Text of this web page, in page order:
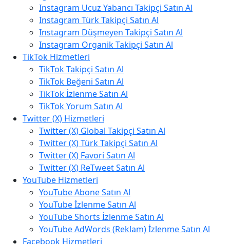
Instagram Ucuz Yabancı Takipçi Satın Al
Instagram Türk Takipçi Satın Al
Instagram Düşmeyen Takipçi Satın Al
Instagram Organik Takipçi Satın Al
TikTok Hizmetleri
TikTok Takipçi Satın Al
TikTok Beğeni Satın Al
TikTok İzlenme Satın Al
TikTok Yorum Satın Al
Twitter (X) Hizmetleri
Twitter (X) Global Takipçi Satın Al
Twitter (X) Türk Takipçi Satın Al
Twitter (X) Favori Satın Al
Twitter (X) ReTweet Satın Al
YouTube Hizmetleri
YouTube Abone Satın Al
YouTube İzlenme Satın Al
YouTube Shorts İzlenme Satın Al
YouTube AdWords (Reklam) İzlenme Satın Al
Facebook Hizmetleri